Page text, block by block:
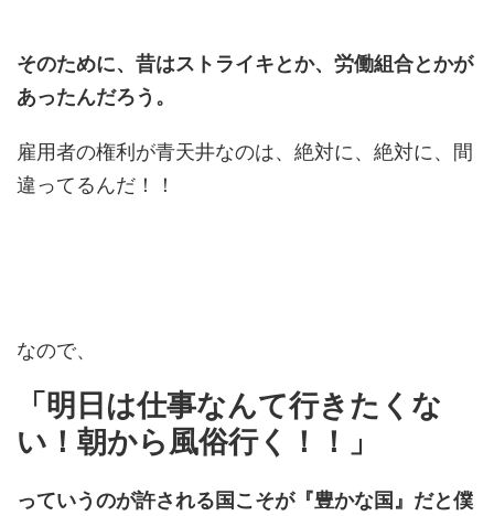
そのために、昔はストライキとか、労働組合とかが
あったんだろう。
雇用者の権利が青天井なのは、絶対に、絶対に、間
違ってるんだ！！
なので、
「明日は仕事なんて行きたくな
い！朝から風俗行く！！」
っていうのが許される国こそが『豊かな国』だと僕